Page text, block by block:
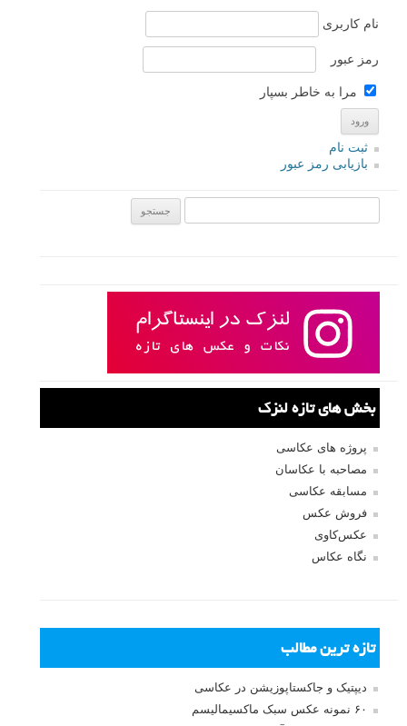
نام کاربری
رمز عبور
مرا به خاطر بسپار
ثبت نام
بازیابی رمز عبور
بخش های تازه لنزک
پروژه های عکاسی
مصاحبه با عکاسان
مسابقه عکاسی
فروش عکس
عکس‌کاوی
نگاه عکاس
تازه ترین مطالب
دیپتیک و جاکستا‌پوزیشن در عکاسی
۶۰ نمونه عکس سبک ماکسیمالیسم